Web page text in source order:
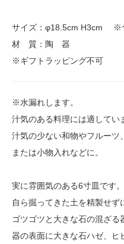
サイズ：φ18.5cm H3cm ※
材 質：陶 器
※ギフトラッピング不可
※水漏れします。
汁気のある料理には適してい
汁気の少ない和物やフルーツ、
または小物入れなどに。
実に雰囲気のある6寸皿です。
自ら掘ってきた土を精製せず
ゴツゴツと大きな石の混ざる
器の表面に大きな石ハゼ、ヒ